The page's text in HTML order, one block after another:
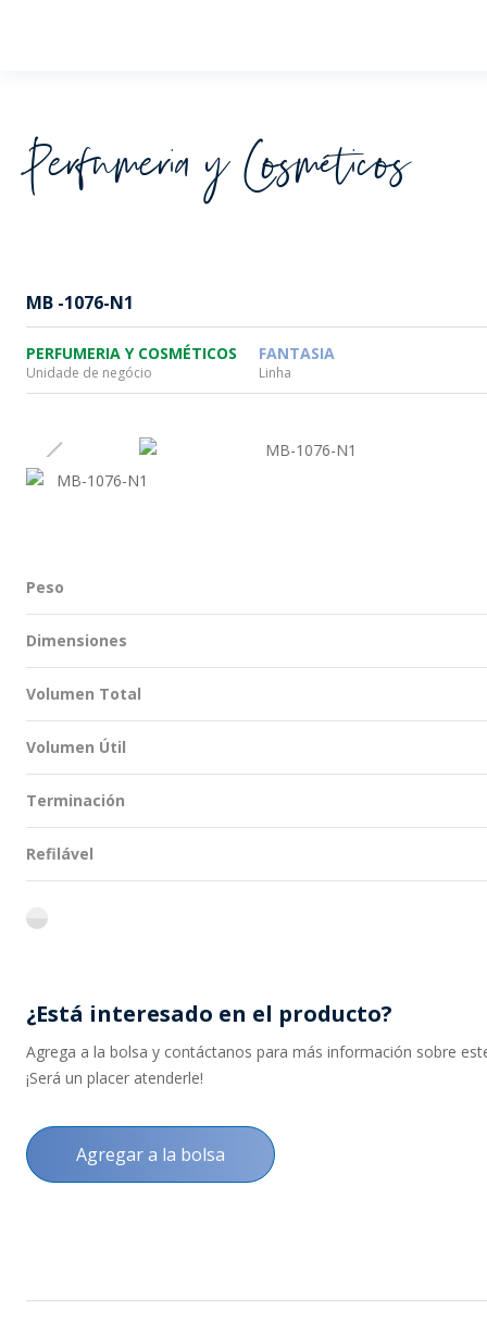
Perfumeria y Cosméticos
MB -1076-N1
PERFUMERIA Y COSMÉTICOS
Unidade de negócio
FANTASIA
Linha
Peso
Dimensiones
Volumen Total
Volumen Útil
Terminación
Refilável
flint
¿Está interesado en el producto?
Agrega a la bolsa y contáctanos para más información sobre
¡Será un placer atenderle!
Agregar a la bolsa